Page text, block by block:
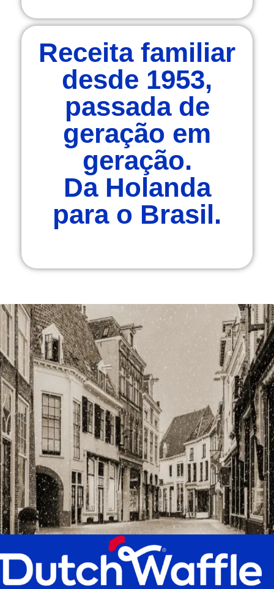
Receita familiar
desde 1953,
passada de
geração em
geração.
Da Holanda
para o Brasil.